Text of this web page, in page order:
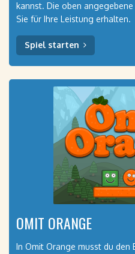
kannst. Die oben
Sie für Ihre Leistung erhalten.
Spiel starten
OMIT ORANGE
In Omit Orange musst du den